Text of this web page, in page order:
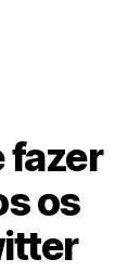
fazer
os